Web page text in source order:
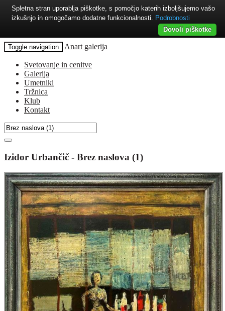
Toggle navigation Anart galerija
Svetovanje in cenitve
Galerija
Umetniki
Tržnica
Klub
Kontakt
Izidor Urbančič - Brez naslova (1)
Spletna stran uporablja piškotke, s pomočjo katerih izboljšujemo vašo
izkušnjo in omogočamo dodatne funkcionalnosti. Podrobnosti
Dovoli piškotke